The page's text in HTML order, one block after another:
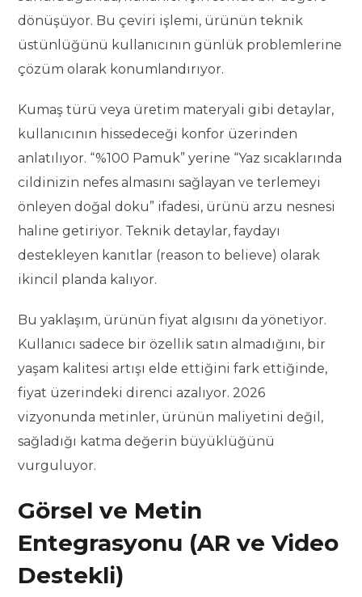
dönüşüyor. Bu çeviri işlemi, ürünün teknik
üstünlüğünü kullanıcının günlük problemlerine
çözüm olarak konumlandırıyor.
Kumaş türü veya üretim materyali gibi detaylar,
kullanıcının hissedeceği konfor üzerinden
anlatılıyor. “%100 Pamuk” yerine “Yaz sıcaklarında
cildinizin nefes almasını sağlayan ve terlemeyi
önleyen doğal doku” ifadesi, ürünü arzu nesnesi
haline getiriyor. Teknik detaylar, faydayı
destekleyen kanıtlar (reason to believe) olarak
ikincil planda kalıyor.
Bu yaklaşım, ürünün fiyat algısını da yönetiyor.
Kullanıcı sadece bir özellik satın almadığını, bir
yaşam kalitesi artışı elde ettiğini fark ettiğinde,
fiyat üzerindeki direnci azalıyor. 2026
vizyonunda metinler, ürünün maliyetini değil,
sağladığı katma değerin büyüklüğünü
vurguluyor.
Görsel ve Metin
Entegrasyonu (AR ve Video
Destekli)